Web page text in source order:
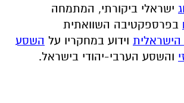
ישראלי ביקורתי, המתמחה
בפרספקטיבה השוואתית
וידוע במחקריו על השסע
והשסע הערבי-יהודי בישראל.